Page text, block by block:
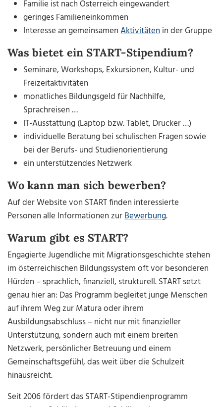
Familie ist nach Österreich eingewandert
geringes Familieneinkommen
Interesse an gemeinsamenAktivitätenin der Gruppe
Was bietet ein START-Stipendium?
Seminare, Workshops, Exkursionen, Kultur- und
Freizeitaktivitäten
monatliches Bildungsgeld für Nachhilfe,
Sprachreisen …
IT-Ausstattung (Laptop bzw. Tablet, Drucker …)
individuelle Beratung bei schulischen Fragen sowie
bei der Berufs- und Studienorientierung
ein unterstützendes Netzwerk
Wo kann man sich bewerben?
Auf der Website von START finden interessierte
Personen alle Informationen zurBewerbung.
Warum gibt es START?
Engagierte Jugendliche mit Migrationsgeschichte stehen
im österreichischen Bildungssystem oft vor besonderen
Hürden – sprachlich, finanziell, strukturell. START setzt
genau hier an: Das Programm begleitet junge Menschen
auf ihrem Weg zur Matura oder ihrem
Ausbildungsabschluss – nicht nur mit finanzieller
Unterstützung, sondern auch mit einem breiten
Netzwerk, persönlicher Betreuung und einem
Gemeinschaftsgefühl, das weit über die Schulzeit
hinausreicht.
Seit 2006 fördert das START-Stipendienprogramm